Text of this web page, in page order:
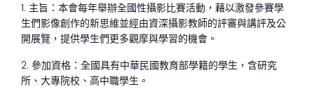
1. 主旨：本會每年舉辦全國性攝影比賽活動，藉以激發參賽學
生們影像創作的新思維並經由資深攝影教師的評審與講評及公
開展覽，提供學生們更多觀摩與學習的機會。
2. 參加資格：全國具有中華民國教育部學籍的學生，含研究
所、大專院校、高中職學生。